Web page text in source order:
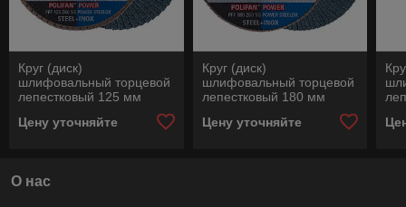
Круг (диск)
шлифовальный торцевой
лепестковый 125 мм
POLIFAN PFF 125 Z60 SG
POWER STEELOX, Pferd,
Цену уточняйте
Круг (диск)
шлифовальный торцевой
лепестковый 180 мм
POLIFAN PFF 180 Z60 SG
POWER STEELOX, Pferd,
Цену уточняйте
О нас